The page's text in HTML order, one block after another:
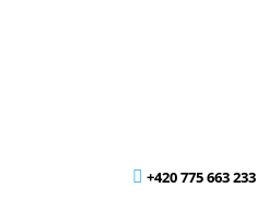
+420 775 663 233